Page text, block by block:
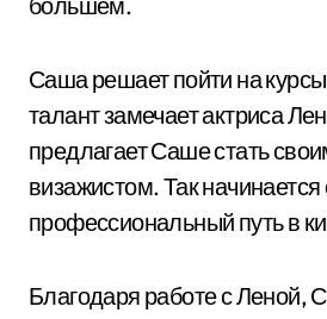
Саша решает пойти на
талант замечает актриса
предлагает Саше стать
визажистом. Так начинается
профессиональный путь в
Благодаря работе с Леной,